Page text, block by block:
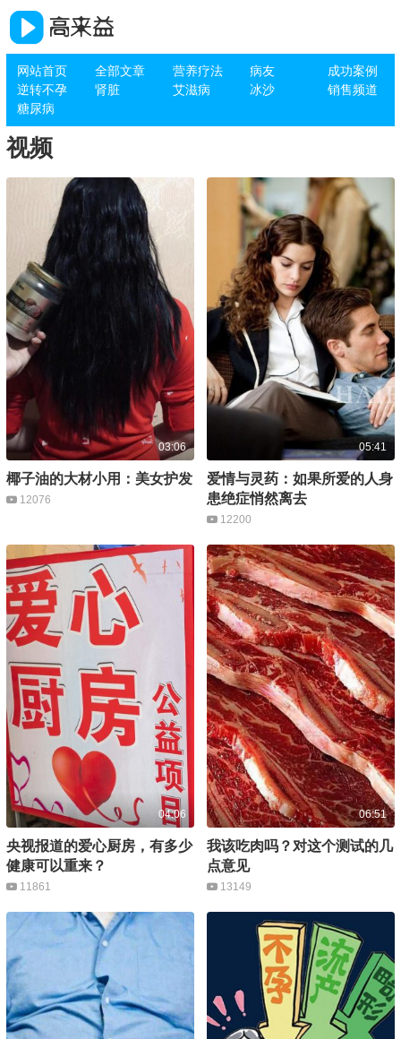
网站首页 全部文章 营养疗法 病友
成功案例
逆转不孕
肾脏 艾滋病 冰沙
销售频道
糖尿病
视频
03:06
椰子油的大材小用：美女护发
12076
05:41
爱情与灵药：如果所爱的人身
患绝症悄然离去
12200
04:06
央视报道的爱心厨房，有多少
健康可以重来？
11861
06:51
我该吃肉吗？对这个测试的几
点意见
13149